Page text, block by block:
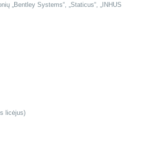
„Bentley Systems“, „Staticus“, „INHUS
licėjus)